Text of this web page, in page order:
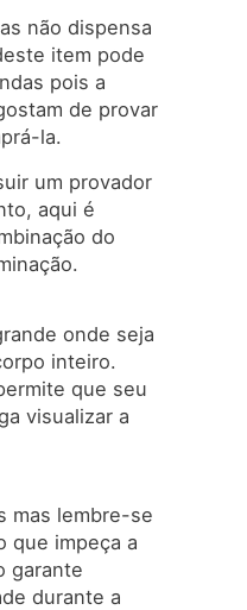
não dispensa
item pode
pois a
de provar
la.
um provador
aqui é
do
onde seja
inteiro.
que seu
visualizar a
mas lembre-se
que impeça a
garante
durante a